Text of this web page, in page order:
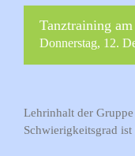
Tanztraining
Donnerstag, 12.
Lehrinhalt der
Schwierigkeitsgrad